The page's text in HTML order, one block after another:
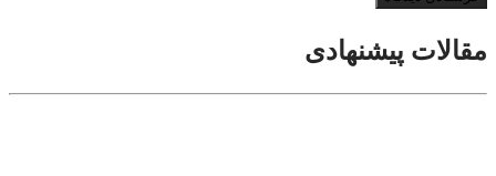
مقالات پیشنهادی